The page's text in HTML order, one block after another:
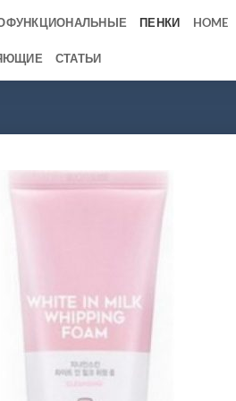
ПЕНКИ HOME
СТАТЬИ